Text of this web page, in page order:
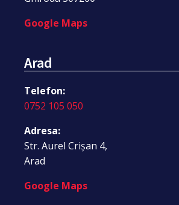
Google Maps
Arad
Telefon:
0752 105 050
Adresa:
Str. Aurel Crișan 4,
Arad
Google Maps